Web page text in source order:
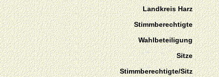
Landkreis Harz
Stimmberechtigte
Wahlbeteiligung
Sitze
Stimmberechtigte/Sitz